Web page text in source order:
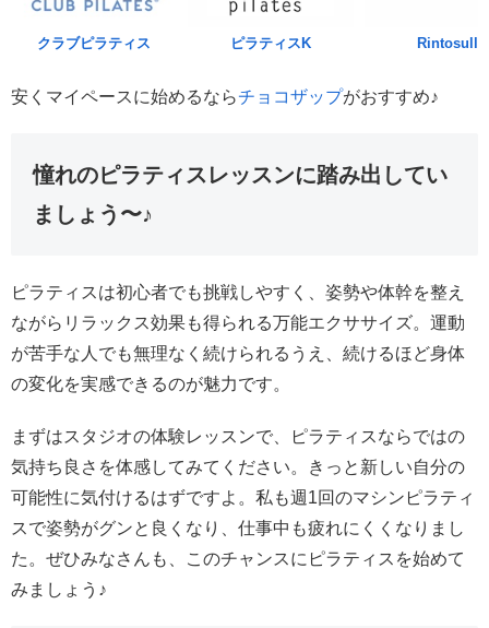
クラブピラティス ピラティスK Rintosull
安くマイペースに始めるならチョコザップがおすすめ♪
憧れのピラティスレッスンに踏み出してい
ましょう〜♪
ピラティスは初心者でも挑戦しやすく、姿勢や体幹を整え
ながらリラックス効果も得られる万能エクササイズ。運動
が苦手な人でも無理なく続けられるうえ、続けるほど身体
の変化を実感できるのが魅力です。
まずはスタジオの体験レッスンで、ピラティスならではの
気持ち良さを体感してみてください。きっと新しい自分の
可能性に気付けるはずですよ。私も週1回のマシンピラティ
スで姿勢がグンと良くなり、仕事中も疲れにくくなりまし
た。ぜひみなさんも、このチャンスにピラティスを始めて
みましょう♪